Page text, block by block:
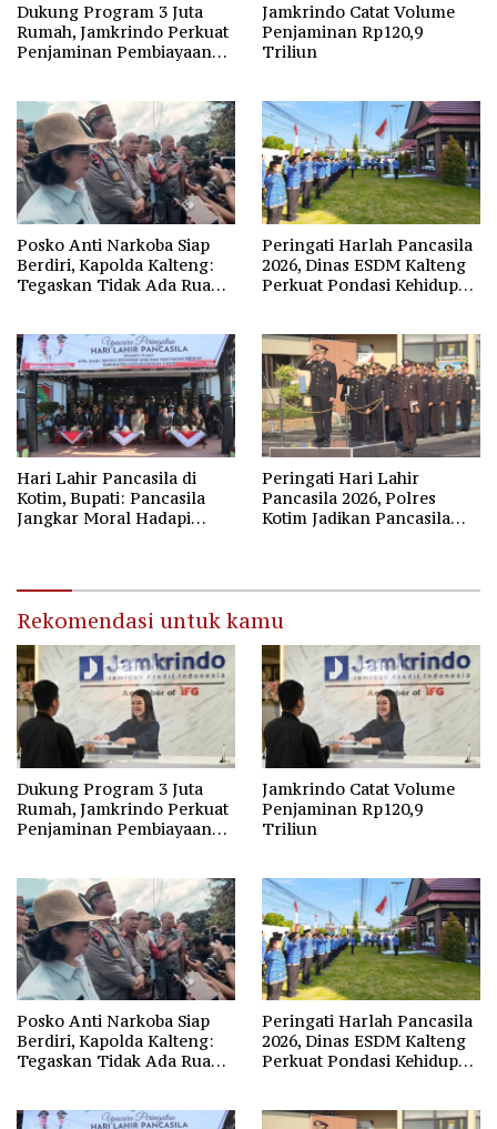
Dukung Program 3 Juta
Rumah, Jamkrindo Perkuat
Penjaminan Pembiayaan
Jamkrindo Catat Volume
Penjaminan Rp120,9
Triliun
Posko Anti Narkoba Siap
Berdiri, Kapolda Kalteng:
Tegaskan Tidak Ada Ruang
Peringati Harlah Pancasila
2026, Dinas ESDM Kalteng
Perkuat Pondasi Kehidupan
Hari Lahir Pancasila di
Kotim, Bupati: Pancasila
Jangkar Moral Hadapi
Peringati Hari Lahir
Pancasila 2026, Polres
Kotim Jadikan Pancasila
Rekomendasi untuk kamu
Dukung Program 3 Juta
Rumah, Jamkrindo Perkuat
Penjaminan Pembiayaan
Jamkrindo Catat Volume
Penjaminan Rp120,9
Triliun
Posko Anti Narkoba Siap
Berdiri, Kapolda Kalteng:
Tegaskan Tidak Ada Ruang
Peringati Harlah Pancasila
2026, Dinas ESDM Kalteng
Perkuat Pondasi Kehidupan